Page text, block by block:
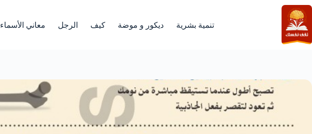
التجاوز
إلى
المحتوى
تنمية بشرية ديكور و موضة كيف الرجل معاني الأسماء